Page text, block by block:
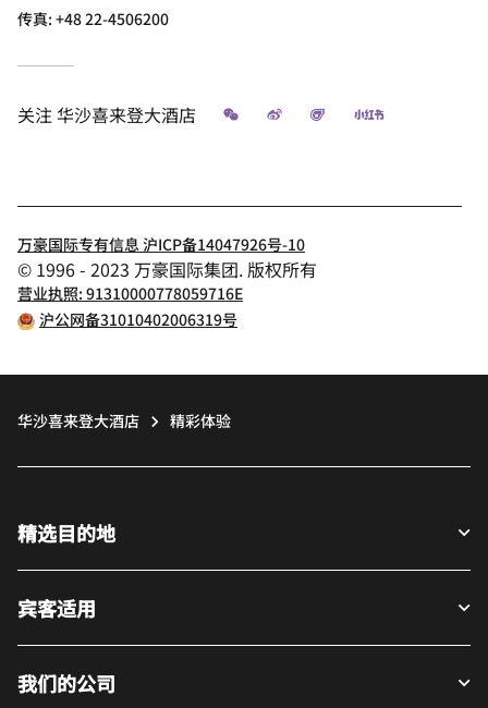
传真:+48 22-4506200
关注华沙喜来登大酒店 微信 微博 飞猪 小红书
万豪国际专有信息 沪ICP备14047926号-10
© 1996 - 2023 万豪国际集团. 版权所有
营业执照: 91310000778059716E
沪公网备31010402006319号
华沙喜来登大酒店 精彩体验
精选目的地
宾客适用
我们的公司